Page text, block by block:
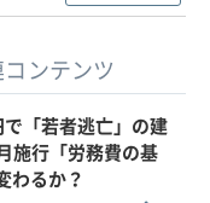
ンテンツ
「若者逃亡」の建
施行「労務費の基
わるか？